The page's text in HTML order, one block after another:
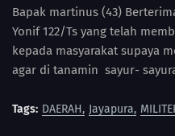
Bapak martinus (43)
Yonif 122/Ts yang telah
kepada masyarakat supaya
agar di tanamin sayur-
Tags: DAERAH Jayapura